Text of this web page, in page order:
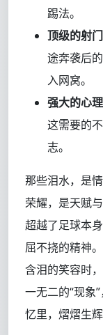
踢法。
顶级的射
途奔袭后
入网窝。
强大的心
这需要的
志。
那些泪水，是
荣耀，是天赋
超越了足球本
屈不挠的精神
含泪的笑容时
一无二的“现象
忆里，熠熠生辉